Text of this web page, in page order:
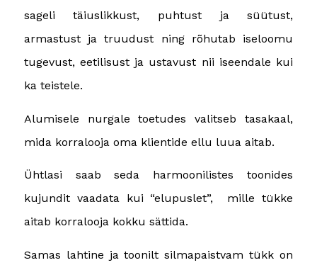
sageli täiuslikkust, puhtust ja süütust,
armastust ja truudust ning rõhutab iseloomu
tugevust, eetilisust ja ustavust nii iseendale kui
ka teistele.
Alumisele nurgale toetudes valitseb tasakaal,
mida korralooja oma klientide ellu luua aitab.
Ühtlasi saab seda harmoonilistes toonides
kujundit vaadata kui “elupuslet”, mille tükke
aitab korralooja kokku sättida.
Samas lahtine ja toonilt silmapaistvam tükk on